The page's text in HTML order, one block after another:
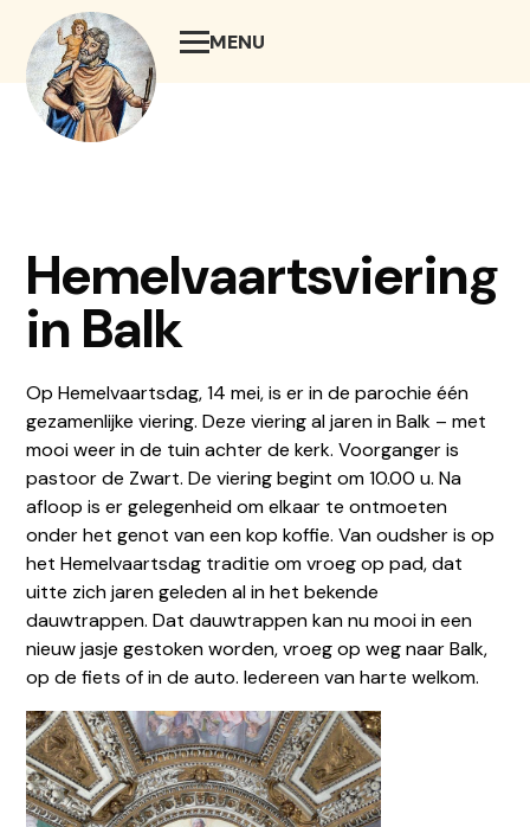
MENU
Hemelvaartsviering
in Balk
Op Hemelvaartsdag, 14 mei, is er in de parochie één
gezamenlijke viering. Deze viering al jaren in Balk – met
mooi weer in de tuin achter de kerk. Voorganger is
pastoor de Zwart. De viering begint om 10.00 u. Na
afloop is er gelegenheid om elkaar te ontmoeten
onder het genot van een kop koffie. Van oudsher is op
het Hemelvaartsdag traditie om vroeg op pad, dat
uitte zich jaren geleden al in het bekende
dauwtrappen. Dat dauwtrappen kan nu mooi in een
nieuw jasje gestoken worden, vroeg op weg naar Balk,
op de fiets of in de auto. Iedereen van harte welkom.